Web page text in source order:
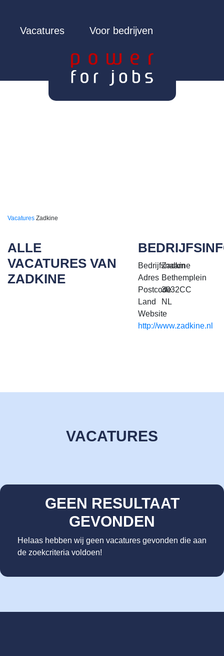
Vacatures Voor bedrijven
Vacatures Zadkine
ALLE
VACATURES VAN
ZADKINE
Bedrijfsnaam
Zadkine
Adres Bethemplein
Postcode3032CC
Land
NL
Website
http://www.zadkine.nl
VACATURES
GEEN RESULTAAT
GEVONDEN
Helaas hebben wij geen vacatures gevonden die aan
de zoekcriteria voldoen!